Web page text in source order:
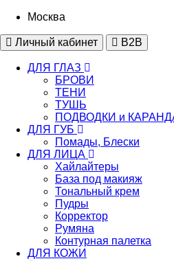
Москва
Личный кабинет B2B
ДЛЯ ГЛАЗ
БРОВИ
ТЕНИ
ТУШЬ
ПОДВОДКИ и
ДЛЯ ГУБ
Помады, Блески
ДЛЯ ЛИЦА
Хайлайтеры
База под макияж
Тональный крем
Пудры
Корректор
Румяна
Контурная палетка
ДЛЯ КОЖИ